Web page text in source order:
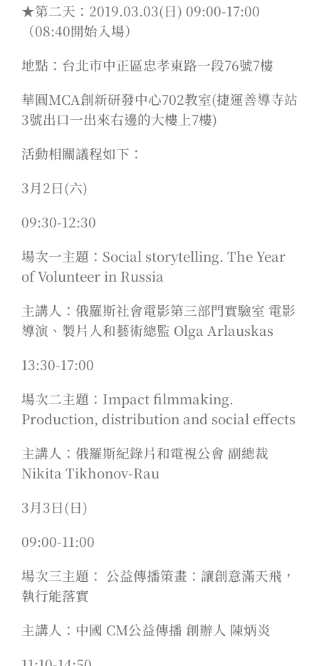
★第二天：2019.03.03(日) 09:00-17:00
（08:40開始入場）
地點：台北市中正區忠孝東路一段76號7樓
華圓MCA創新研發中心702教室(捷運善導寺站
3號出口一出來右邊的大樓上7樓)
活動相關議程如下：
3月2日(六)
09:30-12:30
場次一主題：Social storytelling. The Year
of Volunteer in Russia
主講人：俄羅斯社會電影第三部門實驗室 電影
導演、製片人和藝術總監 Olga Arlauskas
13:30-17:00
場次二主題：Impact filmmaking.
Production, distribution and social effects
主講人：俄羅斯紀錄片和電視公會 副總裁
Nikita Tikhonov-Rau
3月3日(日)
09:00-11:00
場次三主題： 公益傳播策畫：讓創意滿天飛，
執行能落實
主講人：中國 CM公益傳播 創辦人 陳炳炎